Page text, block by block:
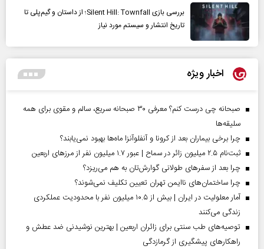
بررسی بازی Silent Hill: Townfall؛ از داستان و گیم‌پلی تا
تاریخ انتشار و سیستم مورد نیاز
اخبار ویژه
صبحانه چی درست کنم؟ معرفی ۳۰ صبحانه سریع، سالم و مقوی برای همه
سلیقه‌ها
چرا برخی بیماران بعد از کرونا و آنفلوآنزا ماه‌ها بهبود نمی‌یابند؟
ثبت‌نام ۲.۵ میلیون زائر در سماح | عبور ۱.۷ میلیون نفر از مرز‌های اربعین
چرا بعد از سفرهای طولانی گوارش‌تان به هم می‌ریزد؟
چرا ساختمان‌های ناایمن تهران تعیین تکلیف نمی‌شوند؟
آمار معلولیت در ایران | بیش از ۱۰.۵ میلیون نفر با محدودیت عملکردی
زندگی می‌کنند
توصیه‌های طب سنتی برای زائران اربعین | بهترین نوشیدنی ضد عطش و
راهکارهای پیشگیری از گرمازدگی